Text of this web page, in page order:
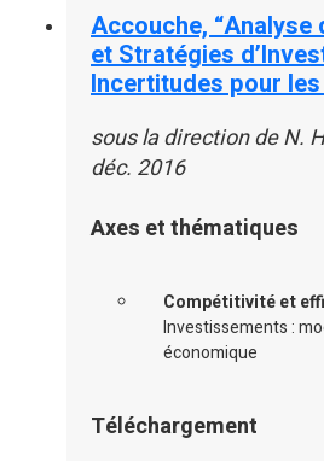
Accouche,
et Stratégies
Incertitudes pour
sous la direction de N.
déc. 2016
Axes et thématiques
Compétitivité et
Investissements :
économique
Téléchargement